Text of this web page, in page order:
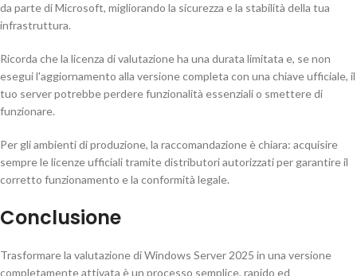
da parte di Microsoft, migliorando la sicurezza e la stabilità della tua
infrastruttura.
Ricorda che la licenza di valutazione ha una durata limitata e, se non
esegui l'aggiornamento alla versione completa con una chiave ufficiale, il
tuo server potrebbe perdere funzionalità essenziali o smettere di
funzionare.
Per gli ambienti di produzione, la raccomandazione è chiara: acquisire
sempre le licenze ufficiali tramite distributori autorizzati per garantire il
corretto funzionamento e la conformità legale.
Conclusione
Trasformare la valutazione di Windows Server 2025 in una versione
completamente attivata è un processo semplice, rapido ed